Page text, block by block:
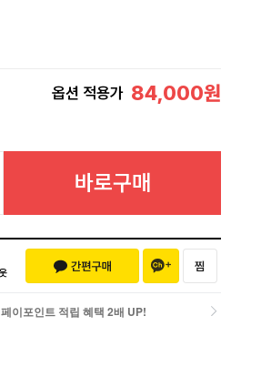
옵션 적용가 84,000원
바로구매
페이포인트 적립 혜택 2배 UP!